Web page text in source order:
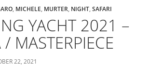
MICHELE MURTER NIGHT SAFARI
YACHT 2021 –
MASTERPIECE
22, 2021